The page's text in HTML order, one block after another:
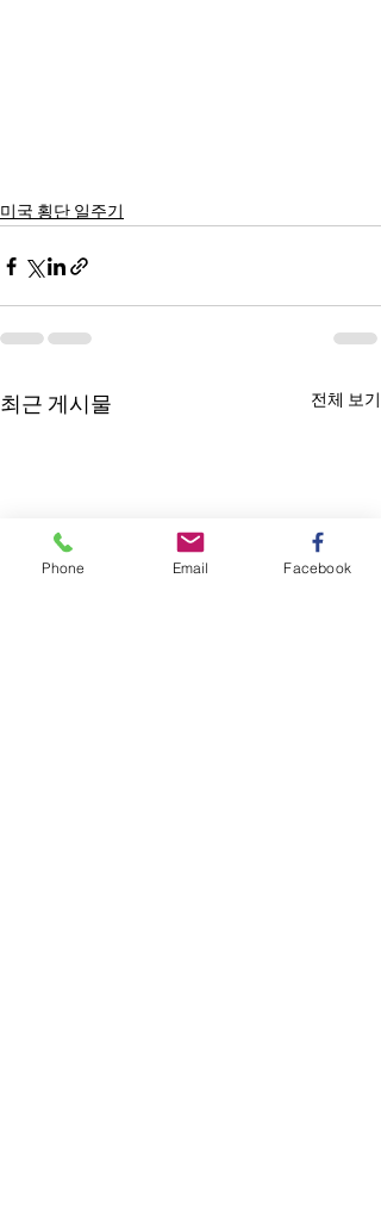
미국 횡단 일주기
최근 게시물 전체 보기
Phone Email Facebook